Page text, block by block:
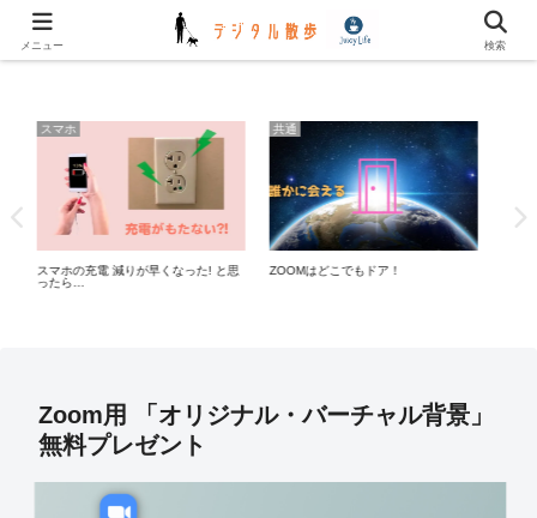
✿✿ デジタル川柳 更新しました ✿✿
共通
Wi-Fiがつながらない時の対処法
パソコン
パソコンのトラブルを自己診断｜症状
Zoom用 「オリジナル・バーチャル背景」
無料プレゼント
メニュー 検索